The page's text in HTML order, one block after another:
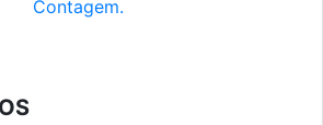
Contagem.